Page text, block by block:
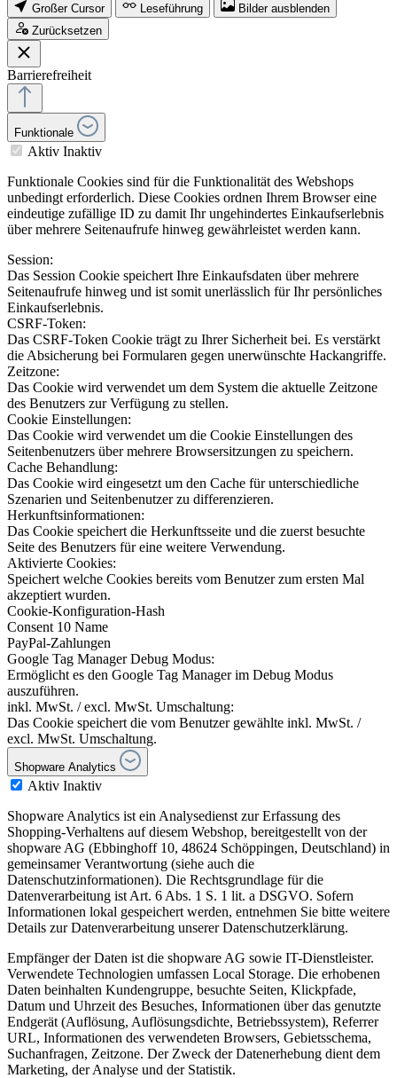
Großer Cursor Leseführung
Bilder ausblenden
Zurücksetzen
Barrierefreiheit
Funktionale
Aktiv Inaktiv
Funktionale Cookies sind für die Funktionalität des Webshops
unbedingt erforderlich. Diese Cookies ordnen Ihrem Browser eine
eindeutige zufällige ID zu damit Ihr ungehindertes Einkaufserlebnis
über mehrere Seitenaufrufe hinweg gewährleistet werden kann.
Session:
Das Session Cookie speichert Ihre Einkaufsdaten über mehrere
Seitenaufrufe hinweg und ist somit unerlässlich für Ihr persönliches
Einkaufserlebnis.
CSRF-Token:
Das CSRF-Token Cookie trägt zu Ihrer Sicherheit bei. Es verstärkt
die Absicherung bei Formularen gegen unerwünschte Hackangriffe.
Zeitzone:
Das Cookie wird verwendet um dem System die aktuelle Zeitzone
des Benutzers zur Verfügung zu stellen.
Cookie Einstellungen:
Das Cookie wird verwendet um die Cookie Einstellungen des
Seitenbenutzers über mehrere Browsersitzungen zu speichern.
Cache Behandlung:
Das Cookie wird eingesetzt um den Cache für unterschiedliche
Szenarien und Seitenbenutzer zu differenzieren.
Herkunftsinformationen:
Das Cookie speichert die Herkunftsseite und die zuerst besuchte
Seite des Benutzers für eine weitere Verwendung.
Aktivierte Cookies:
Speichert welche Cookies bereits vom Benutzer zum ersten Mal
akzeptiert wurden.
Cookie-Konfiguration-Hash
Consent 10 Name
PayPal-Zahlungen
Google Tag Manager Debug Modus:
Ermöglicht es den Google Tag Manager im Debug Modus
auszuführen.
inkl. MwSt. / excl. MwSt. Umschaltung:
Das Cookie speichert die vom Benutzer gewählte inkl. MwSt. /
excl. MwSt. Umschaltung.
Shopware Analytics
Aktiv Inaktiv
Shopware Analytics ist ein Analysedienst zur Erfassung des
Shopping-Verhaltens auf diesem Webshop, bereitgestellt von der
shopware AG (Ebbinghoff 10, 48624 Schöppingen, Deutschland) in
gemeinsamer Verantwortung (siehe auch die
Datenschutzinformationen). Die Rechtsgrundlage für die
Datenverarbeitung ist Art. 6 Abs. 1 S. 1 lit. a DSGVO. Sofern
Informationen lokal gespeichert werden, entnehmen Sie bitte weitere
Details zur Datenverarbeitung unserer Datenschutzerklärung.
Empfänger der Daten ist die shopware AG sowie IT-Dienstleister.
Verwendete Technologien umfassen Local Storage. Die erhobenen
Daten beinhalten Kundengruppe, besuchte Seiten, Klickpfade,
Datum und Uhrzeit des Besuches, Informationen über das genutzte
Endgerät (Auflösung, Auflösungsdichte, Betriebssystem), Referrer
URL, Informationen des verwendeten Browsers, Gebietsschema,
Suchanfragen, Zeitzone. Der Zweck der Datenerhebung dient dem
Marketing, der Analyse und der Statistik.